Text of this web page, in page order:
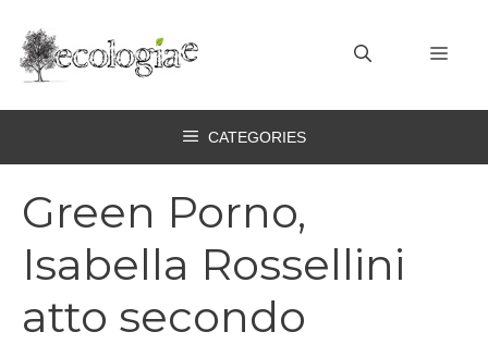
contenuto
CATEGORIES
Green Porno,
Isabella Rossellini
atto secondo